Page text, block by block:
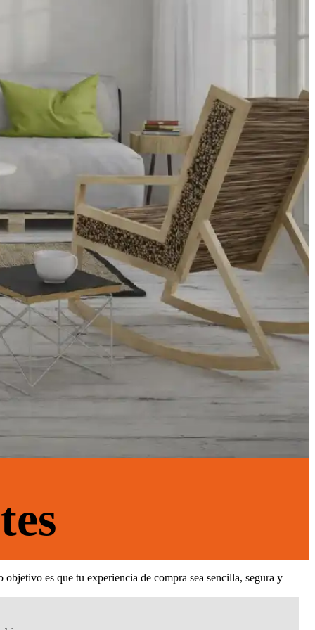
es que tu experiencia de compra sea sencilla, segura y